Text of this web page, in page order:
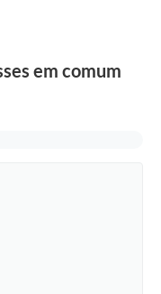
em comum